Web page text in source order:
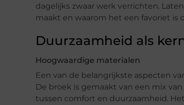
dagelijks zwaar werk verrichten.
maakt en waarom het een favoriet is
Duurzaamheid als
Hoogwaardige materialen
Een van de belangrijkste aspecten
De broek is gemaakt van een mix
tussen comfort en duurzaamheid.